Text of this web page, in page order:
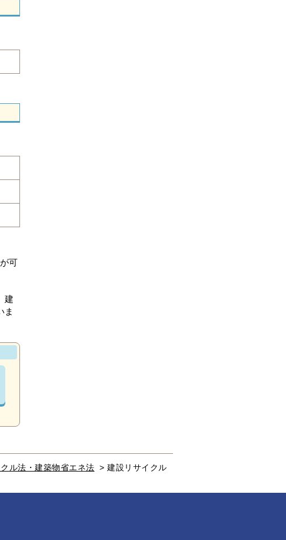
可
建
ま
ル法・建築物省エネ法 > 建設リサイクル